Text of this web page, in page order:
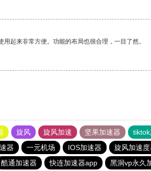
起来非常方便。功能的布局也很合理，一目了然。
旋风 旋风加速 坚果加速器
器 一元机场 IOS加速器 旋风加速度
酷通加速器 快连加速器app 黑洞vp永久